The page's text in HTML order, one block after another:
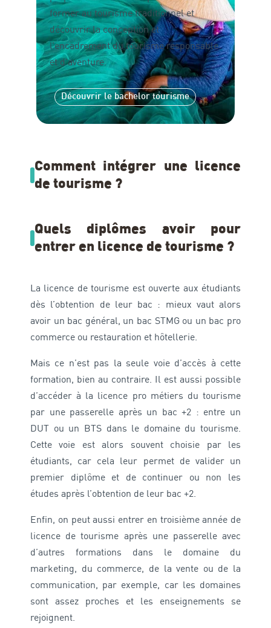
former au tourisme traditionnel et
découvrir la conception et
l’encadrement du tourisme responsable
et d’aventure.
Découvrir le bachelor tourisme
Comment intégrer une licence
de tourisme ?
Quels diplômes avoir pour
entrer en licence de tourisme ?
La licence de tourisme est ouverte aux étudiants
dès l’obtention de leur bac : mieux vaut alors
avoir un bac général, un bac STMG ou un bac pro
commerce ou restauration et hôtellerie.
Mais ce n’est pas la seule voie d’accès à cette
formation, bien au contraire. Il est aussi possible
d’accéder à la licence pro métiers du tourisme
par une passerelle après un bac +2 : entre un
DUT ou un BTS dans le domaine du tourisme.
Cette voie est alors souvent choisie par les
étudiants, car cela leur permet de valider un
premier diplôme et de continuer ou non les
études après l’obtention de leur bac +2.
Enfin, on peut aussi entrer en troisième année de
licence de tourisme après une passerelle avec
d’autres formations dans le domaine du
marketing, du commerce, de la vente ou de la
communication, par exemple, car les domaines
sont assez proches et les enseignements se
rejoignent.